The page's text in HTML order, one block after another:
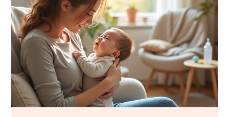
allaité
:
quand
l’absence
de
selles
s’accompagne
de
gaz,